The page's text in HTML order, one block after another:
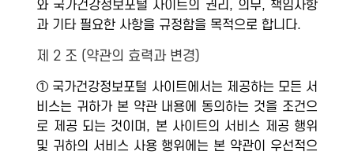
와 국가건강정보포털 사이트의 권리, 의무, 책임사항
과 기타 필요한 사항을 규정함을 목적으로 합니다.
제 2 조 (약관의 효력과 변경)
① 국가건강정보포털 사이트에서는 제공하는 모든 서
비스는 귀하가 본 약관 내용에 동의하는 것을 조건으
로 제공 되는 것이며, 본 사이트의 서비스 제공 행위
및 귀하의 서비스 사용 행위에는 본 약관이 우선적으